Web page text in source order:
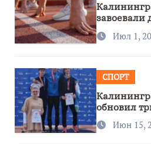
завоевали
Июл 1,
СПОРТ
обновил
Июн 15,